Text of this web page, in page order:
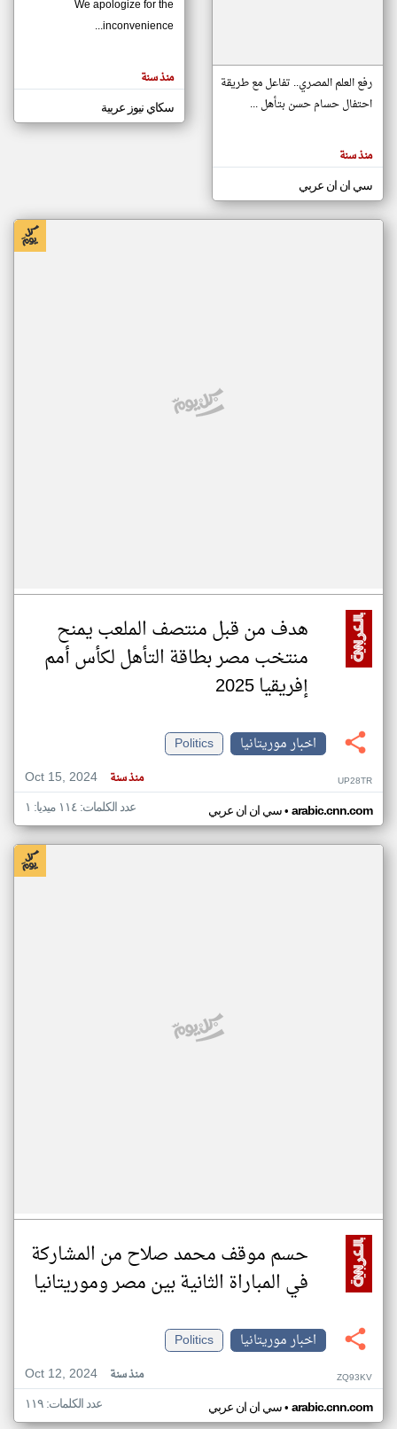
مصادر الأخبار من موريتانيا
اخبار موريتانيا على مدار الساعة
أهم اخبار موريتانيا العاجلة والمباشرة
المقالات
الموجوده
هنا عن
رفع العلم المصري.. تفاعل مع طريقة
احتفال حسام حسن بتأهل ...
منذ سنة
سي ان ان عربي
We apologize for the
inconvenience...
منذ سنة
سكاي نيوز عربية
هدف من قبل منتصف الملعب يمنح
منتخب مصر بطاقة التأهل لكأس أمم
إفريقيا 2025
اخبار موريتانيا
Politics
Oct 15, 2024
منذ سنة UP28TR
سي ان ان عربي• arabic.cnn.com عدد الكلمات: ١١٤ ميديا: ١
حسم موقف محمد صلاح من المشاركة
في المباراة الثانية بين مصر وموريتانيا
اخبار موريتانيا
Politics
Oct 12, 2024
منذ سنة ZQ93KV
سي ان ان عربي• arabic.cnn.com عدد الكلمات: ١١٩
klyoum.com